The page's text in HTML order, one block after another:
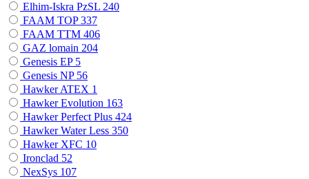
Elhim-Iskra PzSL 240
FAAM TOP337
FAAM TTM 406
GAZ lomain 204
Genesis EP 5
Genesis NP 56
Hawker ATEX 1
Hawker Evolution 163
Hawker Perfect Plus 424
Hawker Water Less 350
Hawker XFC 10
Ironclad 52
NexSys 107